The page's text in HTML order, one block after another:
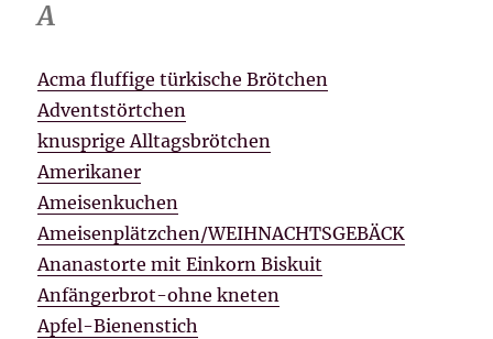
A
Acma fluffige türkische Brötchen
Adventstörtchen
knusprige Alltagsbrötchen
Amerikaner
Ameisenkuchen
Ameisenplätzchen/WEIHNACHTSGEBÄCK
Ananastorte mit Einkorn Biskuit
Anfängerbrot-ohne kneten
Apfel-Bienenstich